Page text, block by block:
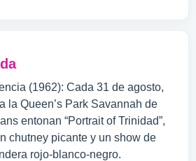
(1962): Cada 31 de agosto,
la Queen’s Park Savannah de
entonan “Portrait of Trinidad”,
chutney picante y un show de
rojo-blanco-negro.